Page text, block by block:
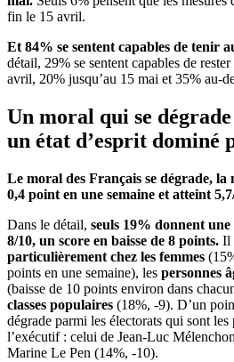
fin le 15 avril.
Et 84% se sentent capables de tenir
détail, 29% se sentent capables de
avril, 20% jusqu’au 15 mai et 35% au-
Un moral qui se
un état d’esprit dominé
Le moral des Français se dégrade, la
0,4 point en une semaine et atteint
Dans le détail, seuls 19% donnent
8/10, un score en baisse de 8 points. Il
particulièrement chez les femmes
points en une semaine), les personnes
(baisse de 10 points environ dans
classes populaires (18%, -9). D’un
dégrade parmi les électorats qui sont
l’exécutif : celui de Jean-Luc
Marine Le Pen (14%, -10).